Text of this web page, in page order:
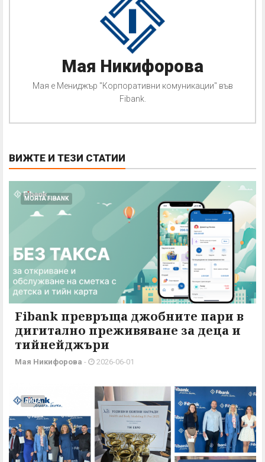
Мая Никифорова
Мая е Мениджър "Корпоративни комуникации" във
Fibank.
ВИЖТЕ И ТЕЗИ СТАТИИ
МОЯТА FIBANK
Fibank превръща джобните пари в
дигитално преживяване за деца и
тийнейджъри
Мая Никифорова - 2026-06-01
ЛИЦА